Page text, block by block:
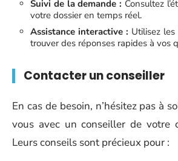
Suivi de la demande : Consultez
votre dossier en temps réel.
Assistance interactive : Utilisez
trouver des réponses rapides à vos
Contacter un conseiller
En cas de besoin, n’hésitez pas à
vous avec un conseiller de votre
Leurs conseils sont précieux pour :